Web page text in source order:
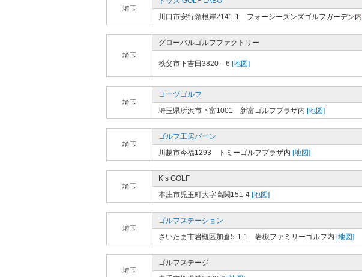
埼玉
川口市安行領根岸2141-1 フォーシーズンズゴルフガーデン内
埼玉
グローバルゴルフファクトリー
秩父市下吉田3820－6 [地図]
埼玉
コーヅゴルフ
埼玉県所沢市下富1001 新富ゴルフプラザ内 [地図]
埼玉
ゴルフ工房バーン
川越市今福1293 トミーゴルフプラザ内 [地図]
埼玉
K’s GOLF
本庄市児玉町大字高関151-4 [地図]
埼玉
ゴルフステーション
さいたま市岩槻区加倉5-1-1 岩槻ファミリーゴルフ内 [地図]
埼玉
ゴルフステージ